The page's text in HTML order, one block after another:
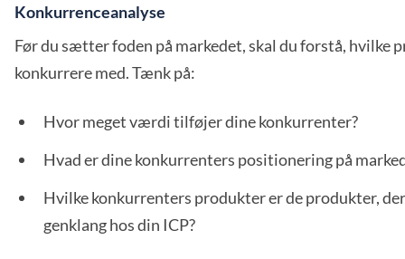
Konkurrenceanalyse
Før du sætter foden på markedet, skal du forstå, hvilke
konkurrere med. Tænk på:
Hvor meget værdi tilføjer dine konkurrenter?
Hvad er dine konkurrenters positionering på
Hvilke konkurrenters produkter er de produkter,
genklang hos din ICP?